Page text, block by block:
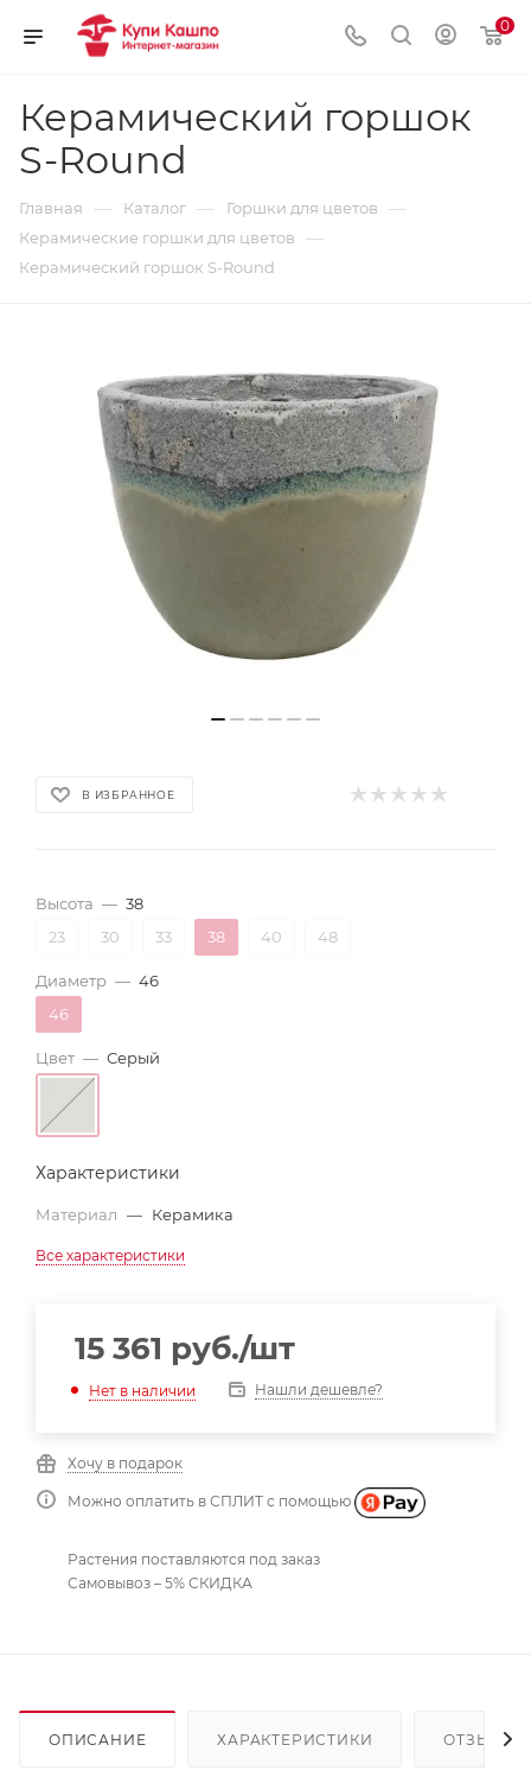
0
Керамический горшок
S-Round
Главная — Каталог — Горшки для цветов —
Керамические горшки для цветов —
Керамический горшок S-Round
В ИЗБРАННОЕ
Высота — 38
23
30 33 38 40 48
Диаметр — 46
46
Цвет — Серый
Характеристики
Материал — Керамика
Все характеристики
15 361 руб./шт
Нет в наличии Нашли дешевле?
Хочу в подарок
Можно оплатить в СПЛИТ с помощью
Растения поставляются под заказ
Самовывоз – 5% СКИДКА
ОПИСАНИЕ ХАРАКТЕРИСТИКИ ОТЗЫВЫ